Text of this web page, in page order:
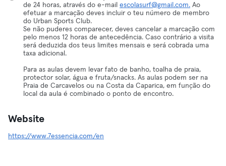
de 24 horas, através do e-mail escolasurf@gmail.com. Ao
efetuar a marcação deves incluir o teu número de membro
do Urban Sports Club.
Se não puderes comparecer, deves cancelar a marcação com
pelo menos 12 horas de antecedência. Caso contrário a visita
será deduzida dos teus limites mensais e será cobrada uma
taxa adicional.
Para as aulas devem levar fato de banho, toalha de praia,
protector solar, água e fruta/snacks. As aulas podem ser na
Praia de Carcavelos ou na Costa da Caparica, em função do
local da aula é combinado o ponto de encontro.
Website
https://www.7essencia.com/en